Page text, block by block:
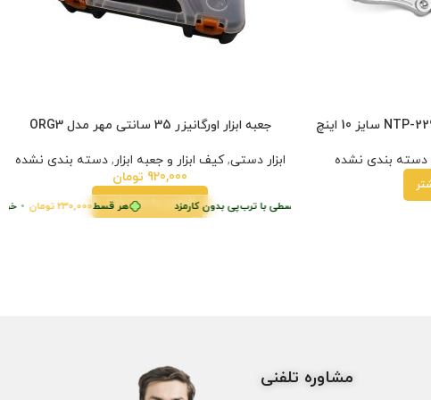
دسته بندی نشده
هر قسط230,000تومان • 230,000 خرید قسطی با ترب‌پی بدون کارمزد
جعبه ابزار اورگانیزر 35 سانتی مهر مدل ORG3
ابزار دستی,کیف ابزار و جعبه ابزار ,دسته بندی نشده
920,000 تومان
افزودن به سبد خرید
مشاوره تلفنی